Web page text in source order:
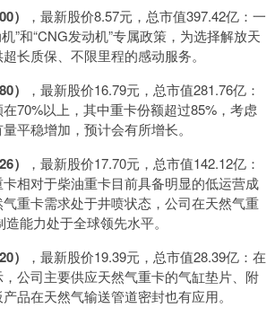
）
，最新股价8.57元，总市值397.42亿：一
”和“CNG发动机”专属政策，为选择解放天
长质保、不限里程的感动服务。
）
，最新股价16.79元，总市值281.76亿：
70%以上，其中重卡份额超过85%，考虑
平稳增加，预计会有所增长。
）
，最新股价17.70元，总市值142.12亿：
相对于柴油重卡目前具备明显的低运营成
重卡需求处于井喷状态，公司在天然气重
能力处于全球领先水平。
）
，最新股价19.39元，总市值28.39亿：在
公司主要供应天然气重卡的气缸垫片、附
品在天然气输送管道密封也有应用。